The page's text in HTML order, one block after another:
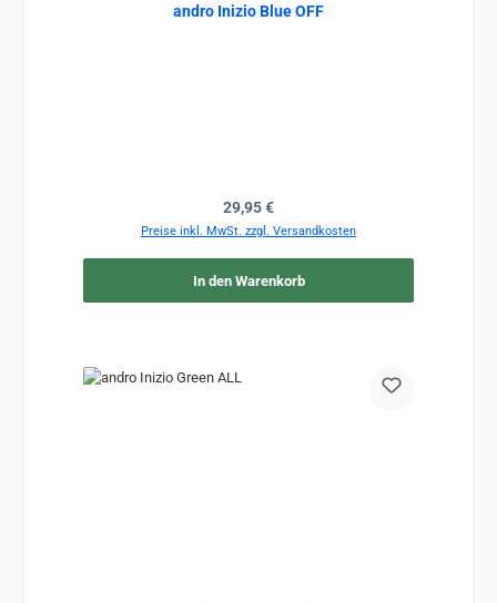
andro Inizio Blue OFF
Regulärer Preis:
29,95 €
Preise inkl. MwSt. zzgl. Versandkosten
In den Warenkorb